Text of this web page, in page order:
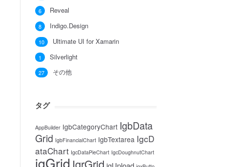
Reveal
6
Indigo.Design
8
Ultimate UI for Xamarin
10
Silverlight
1
その他
27
タグ
AppBuilder IgbCategoryChart IgbData
Grid IgbFinancialChart IgbTextarea IgcD
ataChart IgcDataPieChart IgcDoughnutChart
igGrid IgrGrid